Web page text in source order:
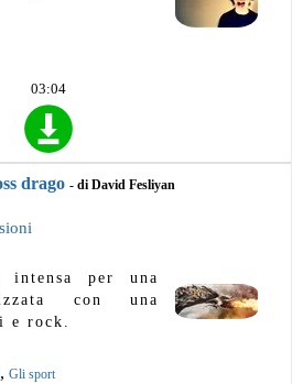
03:04
drago - di David Fesliyan
intensa per una
con una
e rock.
, Gli sport